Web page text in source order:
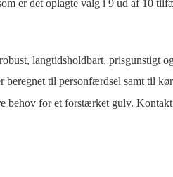
er det oplagte valg i 9 ud af 10
langtidsholdbart, prisgunstigt
til personfærdsel samt til
for et forstærket gulv.